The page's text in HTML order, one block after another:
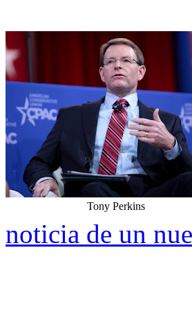
Tony Perkins
noticia de un